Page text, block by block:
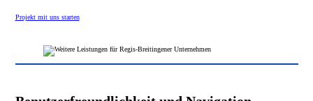
Projekt mit uns starten